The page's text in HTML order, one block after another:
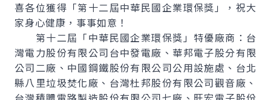
喜各位獲得「第十二屆中華民國企業環保獎」，祝大
家身心健康，事事如意！
第十二屆「中華民國企業環保獎」特優廠商：台
灣電力股份有限公司台中發電廠、華邦電子股分有限
公司二廠、中國鋼鐵股份有限公司公用設施處、台北
縣八里垃圾焚化廠、台灣杜邦股份有限公司觀音廠、